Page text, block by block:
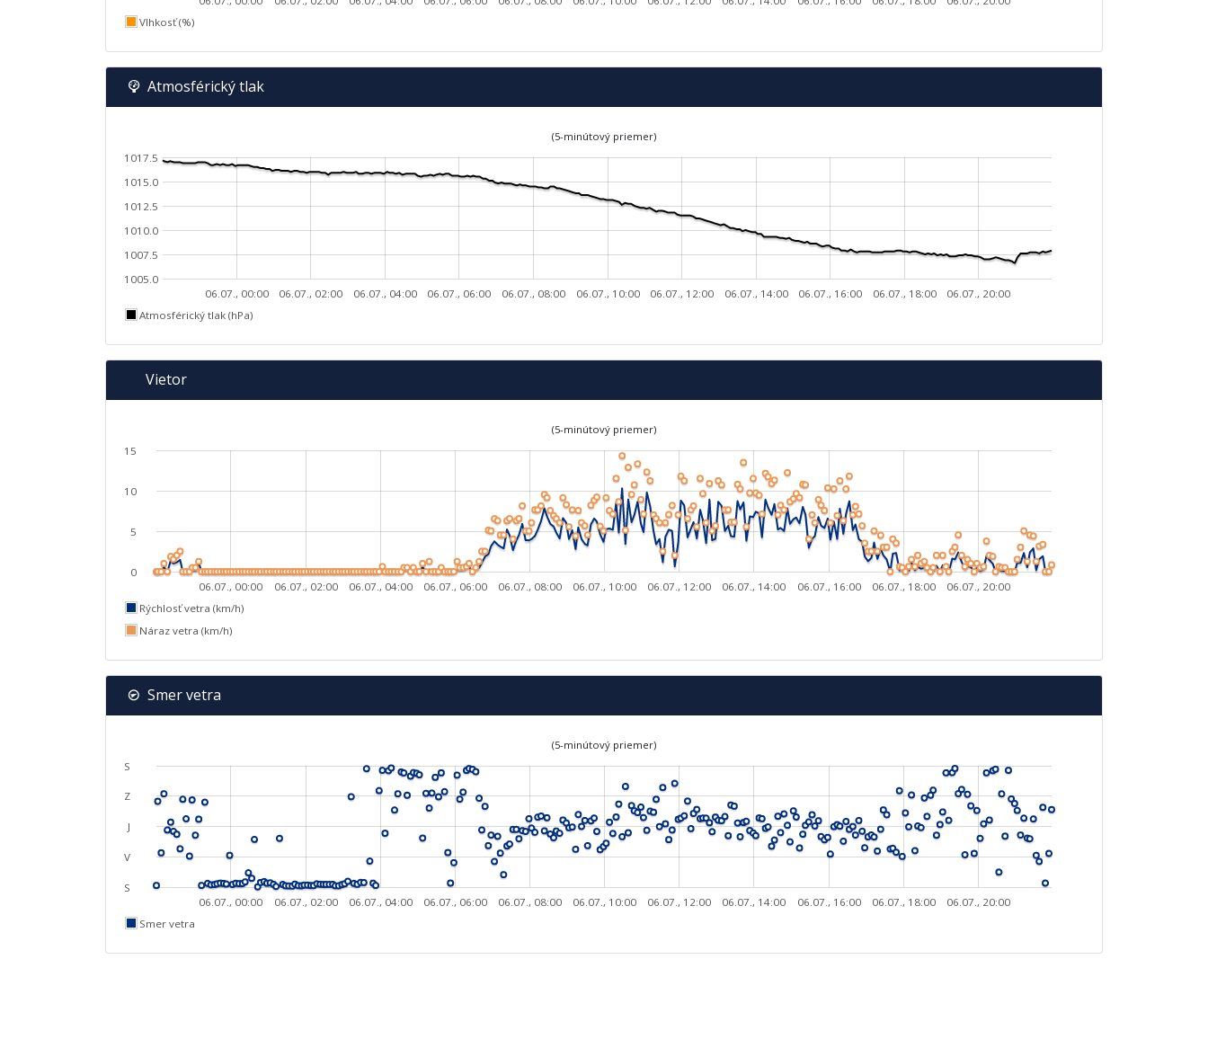
Vlhkosť (%)
Atmosférický tlak
(5-minútový priemer)
06.07., 00:00 06.07., 02:00 06.07., 04:00 06.07., 06:00 06.07., 08:00 06.07., 10:00 06.07., 12:00 06.07., 14:00 06.07., 16:00 06.07., 18:00 06.07., 20:00
1005.0
1007.5
1010.0
1012.5
1015.0
1017.5
Atmosférický tlak (hPa)
Vietor
(5-minútový priemer)
06.07., 00:00 06.07., 02:00 06.07., 04:00 06.07., 06:00 06.07., 08:00 06.07., 10:00 06.07., 12:00 06.07., 14:00 06.07., 16:00 06.07., 18:00 06.07., 20:00
0
5
10
15
Rýchlosť vetra (km/h)
Náraz vetra (km/h)
Smer vetra
(5-minútový priemer)
06.07., 00:00 06.07., 02:00 06.07., 04:00 06.07., 06:00 06.07., 08:00 06.07., 10:00 06.07., 12:00 06.07., 14:00 06.07., 16:00 06.07., 18:00 06.07., 20:00
S
S
V
J
Z
Smer vetra